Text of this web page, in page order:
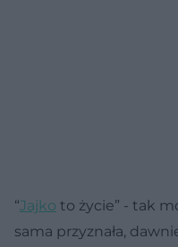
“Jajko to życie” - tak
sama przyznała,